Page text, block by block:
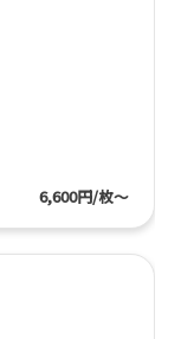
6,600円/枚～